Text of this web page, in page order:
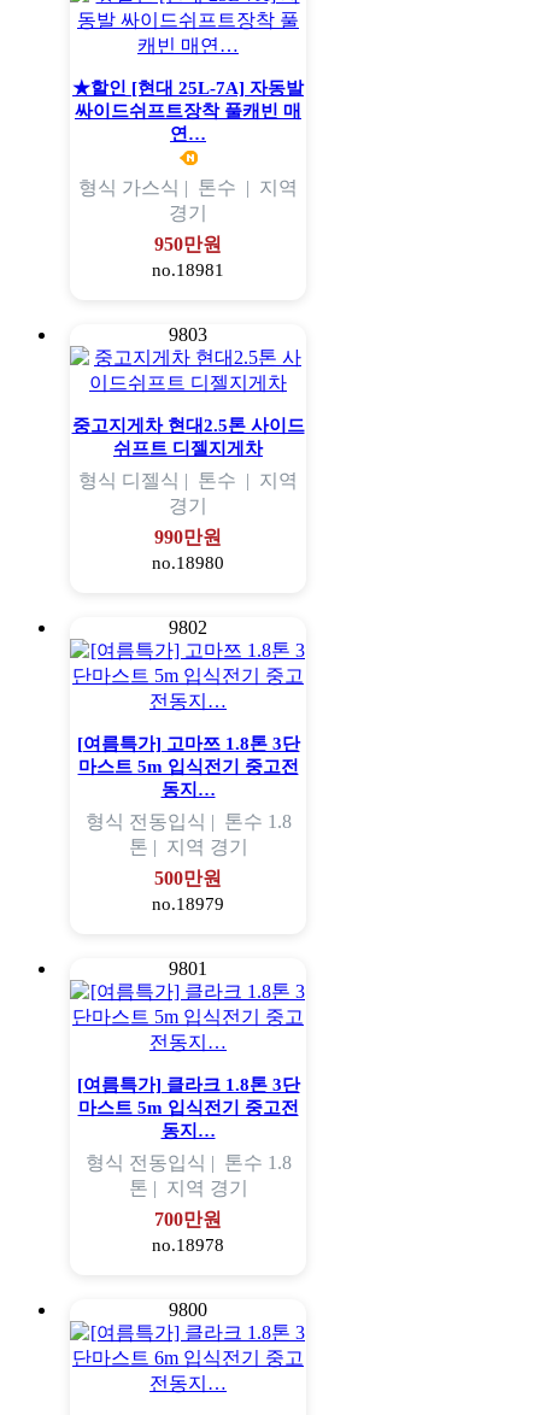
★할인 [현대 25L-7A] 자동발
싸이드쉬프트장착 풀캐빈 매
연…
형식 가스식 | 톤수 | 지역
경기
950만원
no.18981
9803
중고지게차 현대2.5톤 사이드
쉬프트 디젤지게차
형식 디젤식 | 톤수 | 지역
경기
990만원
no.18980
9802
[여름특가] 고마쯔 1.8톤 3단
마스트 5m 입식전기 중고전
동지…
형식 전동입식 | 톤수 1.8
톤 | 지역 경기
500만원
no.18979
9801
[여름특가] 클라크 1.8톤 3단
마스트 5m 입식전기 중고전
동지…
형식 전동입식 | 톤수 1.8
톤 | 지역 경기
700만원
no.18978
9800